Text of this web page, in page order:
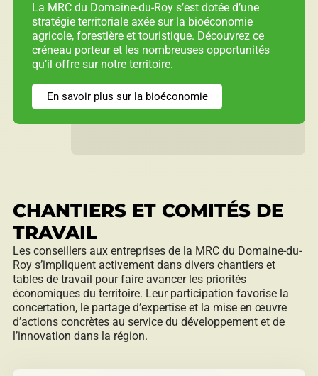
La MRC du Domaine-du-Roy s’est dotée d’une
stratégie territoriale axée sur la bioéconomie
agricole, forestière et touristique. Découvrez ce
créneau porteur et les nombreuses opportunités
qu’il offre sur notre territoire.
En savoir plus sur la bioéconomie
CHANTIERS ET COMITÉS DE
TRAVAIL
Les conseillers aux entreprises de la MRC du Domaine-du-
Roy s’impliquent activement dans divers chantiers et
tables de travail pour faire avancer les priorités
économiques du territoire. Leur participation favorise la
concertation, le partage d’expertise et la mise en œuvre
d’actions concrètes au service du développement et de
l’innovation dans la région.